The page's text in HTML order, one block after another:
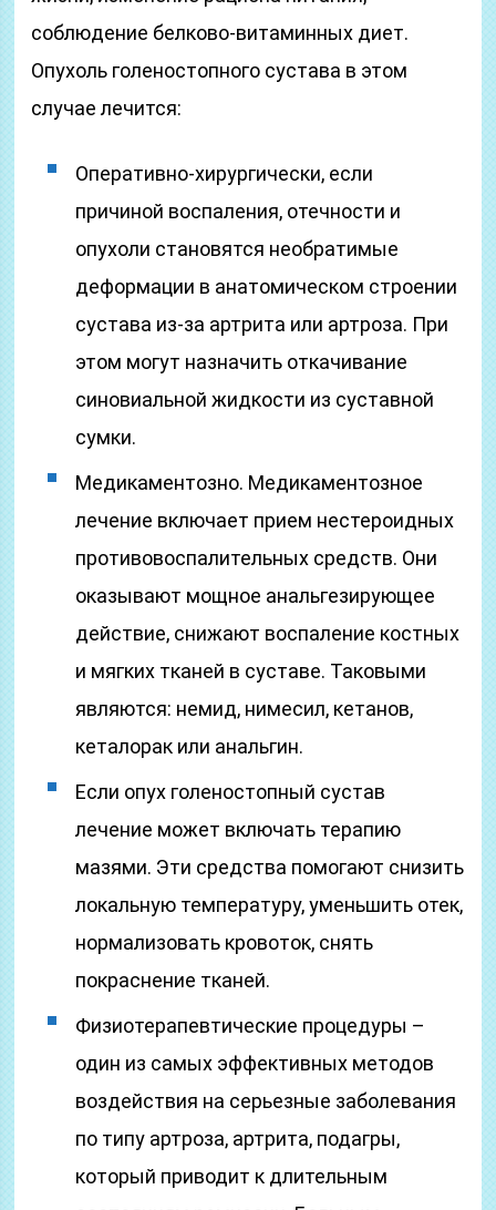
соблюдение белково-витаминных диет.
Опухоль голеностопного сустава в этом
случае лечится:
Оперативно-хирургически, если
причиной воспаления, отечности и
опухоли становятся необратимые
деформации в анатомическом строении
сустава из-за артрита или артроза. При
этом могут назначить откачивание
синовиальной жидкости из суставной
сумки.
Медикаментозно. Медикаментозное
лечение включает прием нестероидных
противовоспалительных средств. Они
оказывают мощное анальгезирующее
действие, снижают воспаление костных
и мягких тканей в суставе. Таковыми
являются: немид, нимесил, кетанов,
кеталорак или анальгин.
Если опух голеностопный сустав
лечение может включать терапию
мазями. Эти средства помогают снизить
локальную температуру, уменьшить отек,
нормализовать кровоток, снять
покраснение тканей.
Физиотерапевтические процедуры –
один из самых эффективных методов
воздействия на серьезные заболевания
по типу артроза, артрита, подагры,
который приводит к длительным